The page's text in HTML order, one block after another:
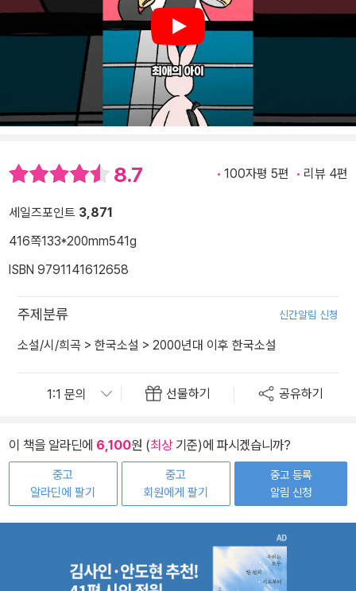
Play
8.7 100자평 5편 리뷰 4편
세일즈포인트 3,871
416쪽133*200mm541g
ISBN 9791141612658
주제분류 신간알림 신청
소설/시/희곡 > 한국소설 > 2000년대 이후 한국소설
선물하기 공유하기
이 책을 알라딘에 6,100원 (최상기준)에 파시겠습니까?
중고
알라딘에 팔기
중고
회원에게 팔기
중고 등록
알림 신청